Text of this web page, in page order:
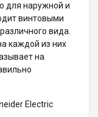
для наружной и
винтовыми
вида.
каждой из них
на